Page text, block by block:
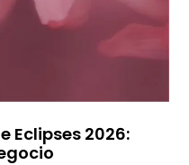
Eclipses 2026: